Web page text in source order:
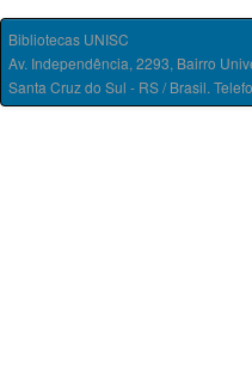
Bibliotecas UNISC
Av. Independência, 2293, Bairro
Santa Cruz do Sul - RS / Brasil.